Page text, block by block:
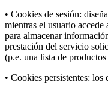
• Cookies de sesión:
mientras el usuario
para almacenar
prestación del servicio
(p.e. una lista de
• Cookies persistentes: